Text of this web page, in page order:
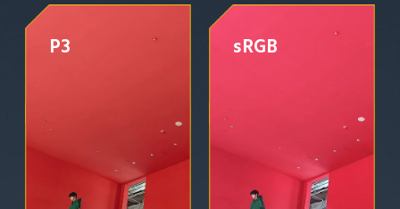
P3 sRGB